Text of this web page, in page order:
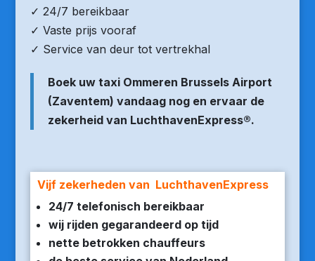
✓ 24/7 bereikbaar
✓ Vaste prijs vooraf
✓ Service van deur tot vertrekhal
Boek uw taxi Ommeren Brussels Airport
(Zaventem) vandaag nog en ervaar de
zekerheid van LuchthavenExpress®.
Vijf zekerheden van LuchthavenExpress
24/7 telefonisch bereikbaar
wij rijden gegarandeerd op tijd
nette betrokken chauffeurs